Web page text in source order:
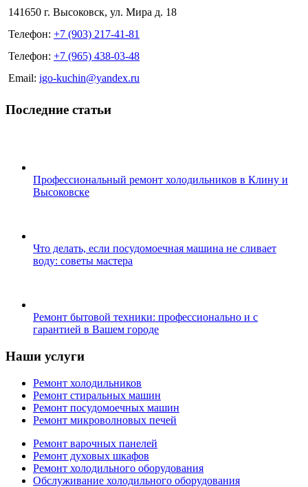
141650 г. Высоковск, ул. Мира д. 18
Телефон: +7 (903) 217-41-81
Телефон: +7 (965) 438-03-48
Email: igo-kuchin@yandex.ru
Последние статьи
Профессиональный ремонт холодильников в Клину и
Высоковске
Что делать, если посудомоечная машина не сливает
воду: советы мастера
Ремонт бытовой техники: профессионально и с
гарантией в Вашем городе
Наши услуги
Ремонт холодильников
Ремонт стиральных машин
Ремонт посудомоечных машин
Ремонт микроволновых печей
Ремонт варочных панелей
Ремонт духовых шкафов
Ремонт холодильного оборудования
Обслуживание холодильного оборудования